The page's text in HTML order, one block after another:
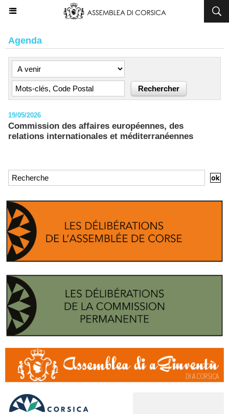
Agenda
19/05/2026
Commission des affaires européennes, des
relations internationales et méditerranéennes